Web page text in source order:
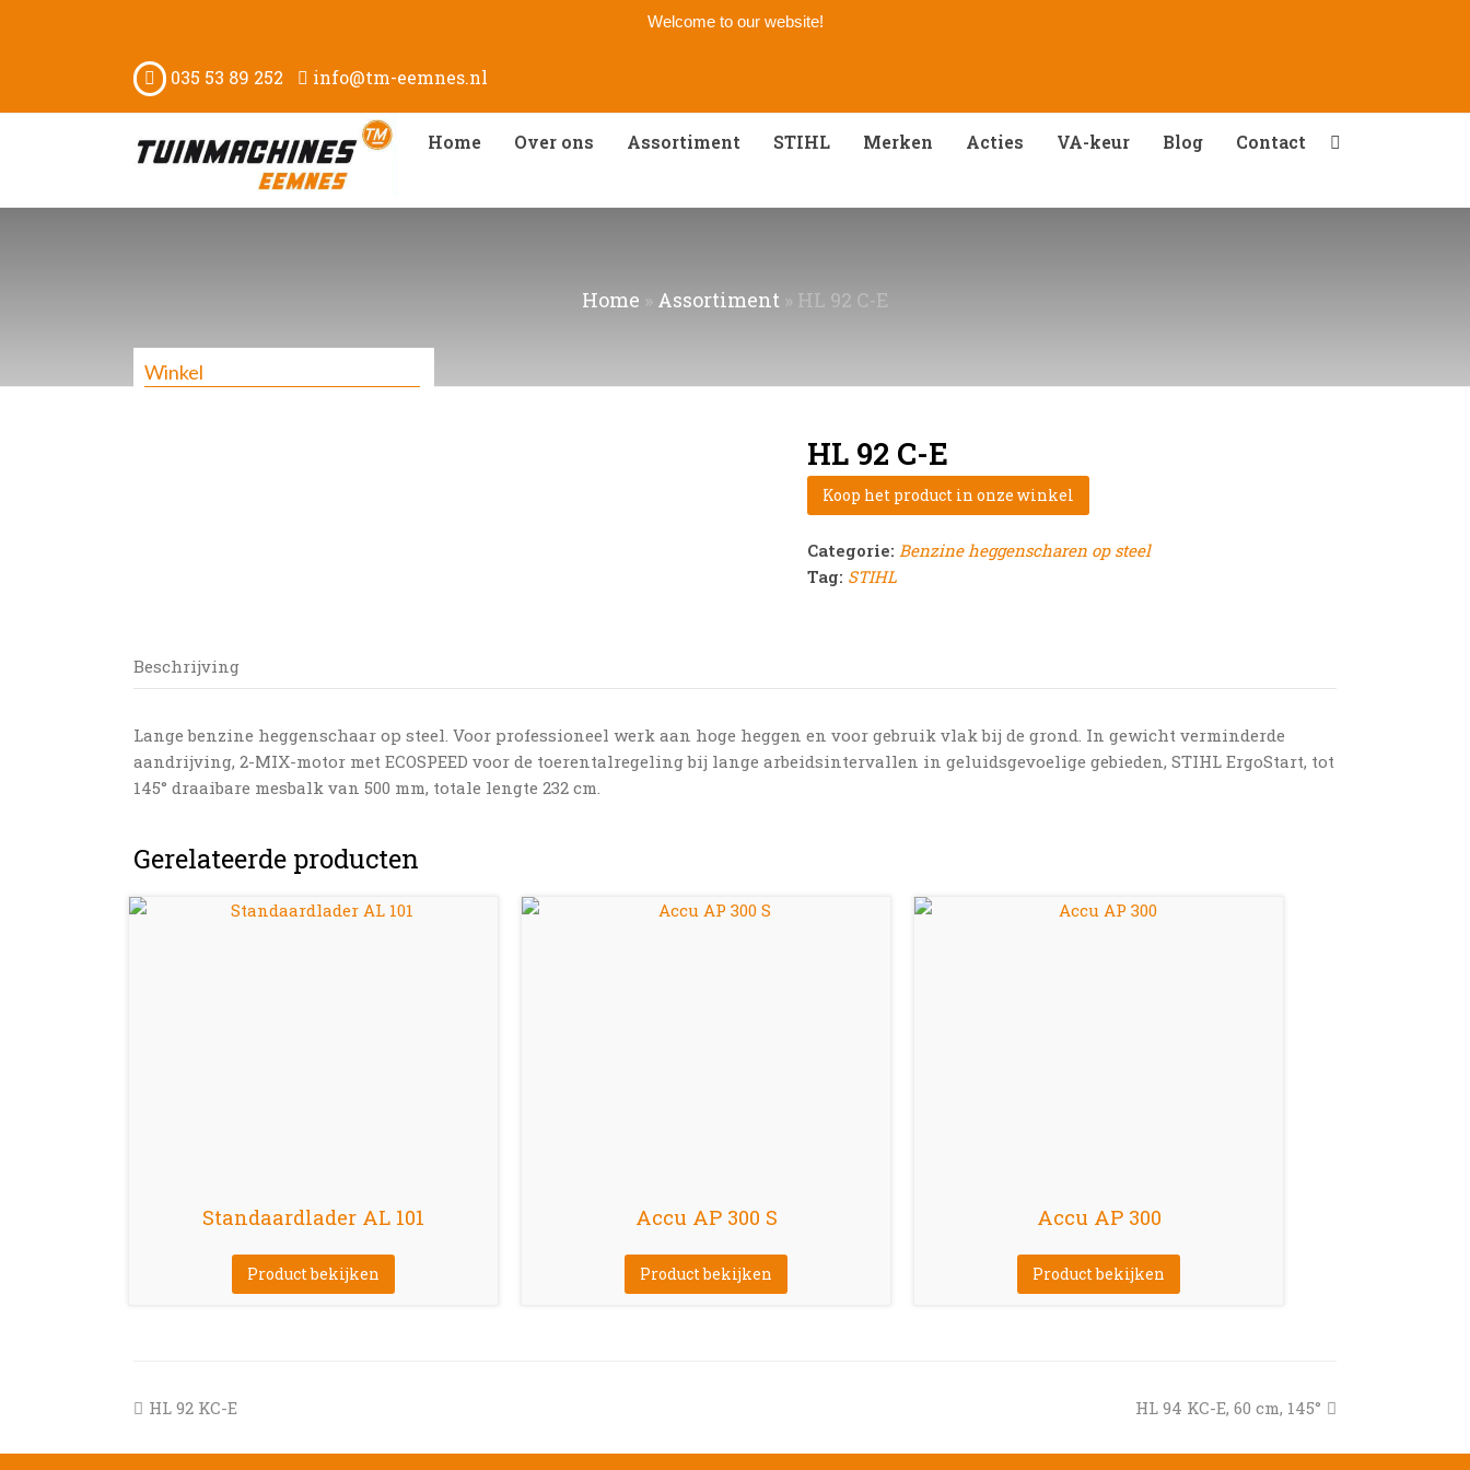
Welcome to our website!
035 53 89 252 info@tm-eemnes.nl
Home Over ons Assortiment STIHL Merken Acties VA-keur Blog Contact
Winkel
Home » Assortiment» HL 92 C-E
HL 92 C-E
Koop het product in onze winkel
Categorie: Benzine heggenscharen op steel
Tag: STIHL
Beschrijving
Lange benzine heggenschaar op steel. Voor professioneel werk aan hoge heggen en voor gebruik vlak bij de grond. In gewicht verminderde
aandrijving, 2-MIX-motor met ECOSPEED voor de toerentalregeling bij lange arbeidsintervallen in geluidsgevoelige gebieden, STIHL ErgoStart, tot
145° draaibare mesbalk van 500 mm, totale lengte 232 cm.
Gerelateerde producten
Standaardlader AL 101
Product bekijken
Accu AP 300 S
Product bekijken
Accu AP 300
Product bekijken
previous
HL 92 KC-E
next
HL 94 KC-E, 60 cm, 145°